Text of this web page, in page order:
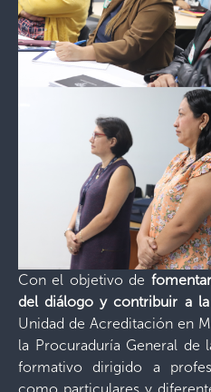
Con el objetivo de
del diálogo y contribuir a la
Unidad de Acreditación en
la Procuraduría General de
formativo dirigido a